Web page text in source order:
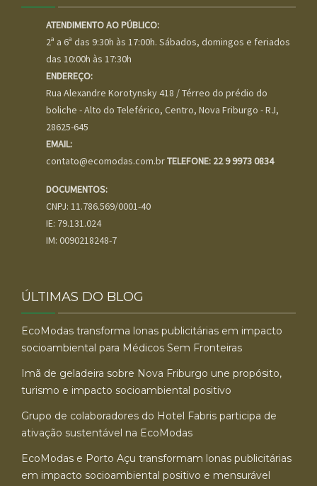
ATENDIMENTO AO PÚBLICO:
2ª a 6ª das 9:30h às 17:00h. Sábados, domingos e feriados
das 10:00h às 17:30h
ENDEREÇO:
Rua Alexandre Korotynsky 418 / Térreo do prédio do
boliche - Alto do Teleférico, Centro, Nova Friburgo - RJ,
28625-645
EMAIL:
contato@ecomodas.com.brTELEFONE: 22 9 9973 0834
DOCUMENTOS:
CNPJ: 11.786.569/0001-40
IE: 79.131.024
IM: 0090218248-7
ÚLTIMAS DO BLOG
EcoModas transforma lonas publicitárias em impacto
socioambiental para Médicos Sem Fronteiras
Imã de geladeira sobre Nova Friburgo une propósito,
turismo e impacto socioambiental positivo
Grupo de colaboradores do Hotel Fabris participa de
ativação sustentável na EcoModas
EcoModas e Porto Açu transformam lonas publicitárias
em impacto socioambiental positivo e mensurável